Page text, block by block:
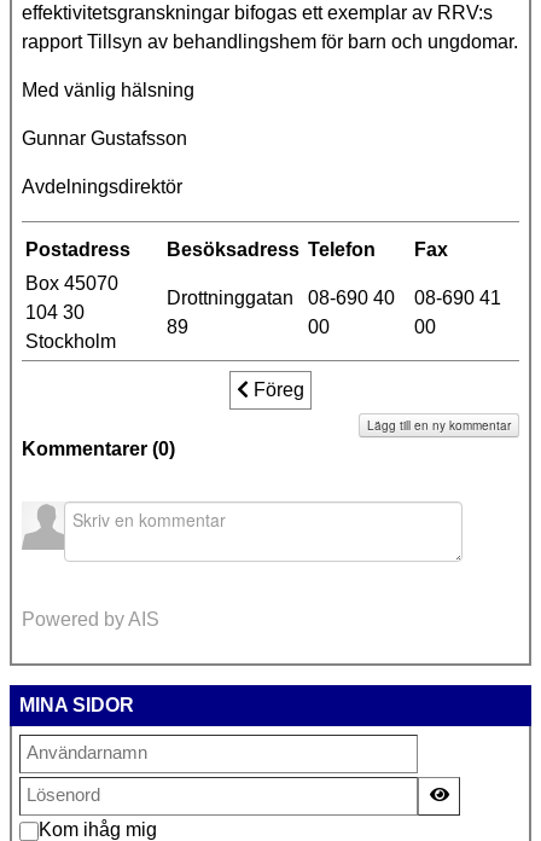
effektivitetsgranskningar bifogas ett exemplar av RRV:s
rapport Tillsyn av behandlingshem för barn och ungdomar.
Med vänlig hälsning
Gunnar Gustafsson
Avdelningsdirektör
Postadress Besöksadress Telefon
Fax
Box 45070
104 30
Stockholm
Drottninggatan
89
08-690 40
00
08-690 41
00
Föregående artikel: Fristads
Föreg
Kommentarer (0)
Lägg till en ny kommentar
Powered by AIS
MINA SIDOR
Kom ihåg mig